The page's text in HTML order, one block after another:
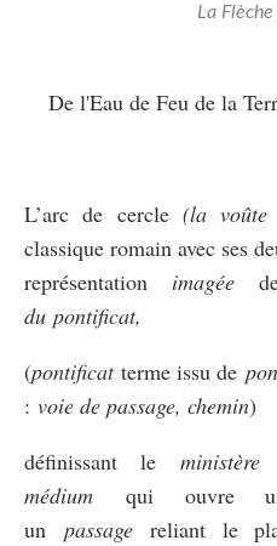
La Flèche
De l'Eau de Feu de la
L’arc de cercle (la
classique romain avec ses
représentation imagée
du pontificat,
(pontificatterme issu de
: voie de passage, chemin)
définissant leministère
médium qui ouvre
un passagereliant le